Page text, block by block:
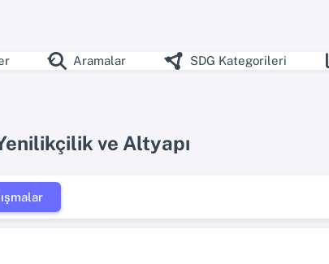
Aramalar SDG Kategorileri
ve Altyapı